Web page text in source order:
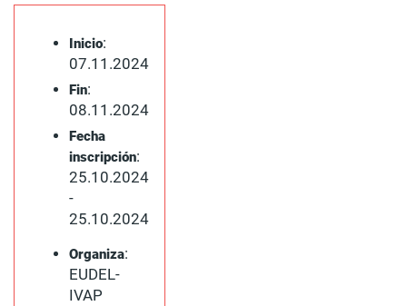
Inicio:
07.11.2024
Fin:
08.11.2024
Fecha
inscripción:
25.10.2024
-
25.10.2024
Organiza:
EUDEL-
IVAP